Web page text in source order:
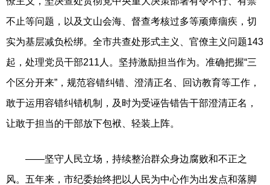
不止等问题，以及文山会海、督查考核过多等顽瘴痼疾，切
实为基层减负松绑。全市共查处形式主义、官僚主义问题143
起，处理党员干部211人。坚持激励担当作为。准确把握“三
个区分开来”，规范容错纠错、澄清正名、回访教育等工作，
敢于运用容错纠错机制，及时为受诬告错告干部澄清正名，
让敢于担当的干部放下包袱、轻装上阵。
——坚守人民立场，持续整治群众身边腐败和不正之
风。五年来，市纪委始终把以人民为中心作为出发点和落脚